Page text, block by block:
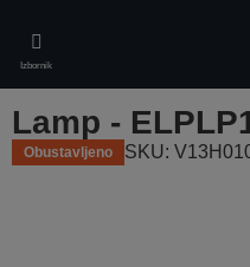
main
content
Izbornik
Lamp -
Obustavljeno SKU: